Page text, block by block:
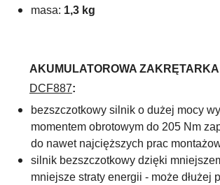
masa: 1,3 kg
AKUMULATOROWA
DCF887:
bezszczotkowy silnik o dużej mocy
momentem obrotowym do 205 Nm
do nawet najcięższych prac
silnik bezszczotkowy dzięki
mniejsze straty energii - może dłużej